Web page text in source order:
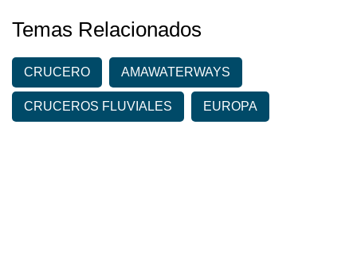
Temas Relacionados
CRUCERO AMAWATERWAYS
CRUCEROS FLUVIALES EUROPA